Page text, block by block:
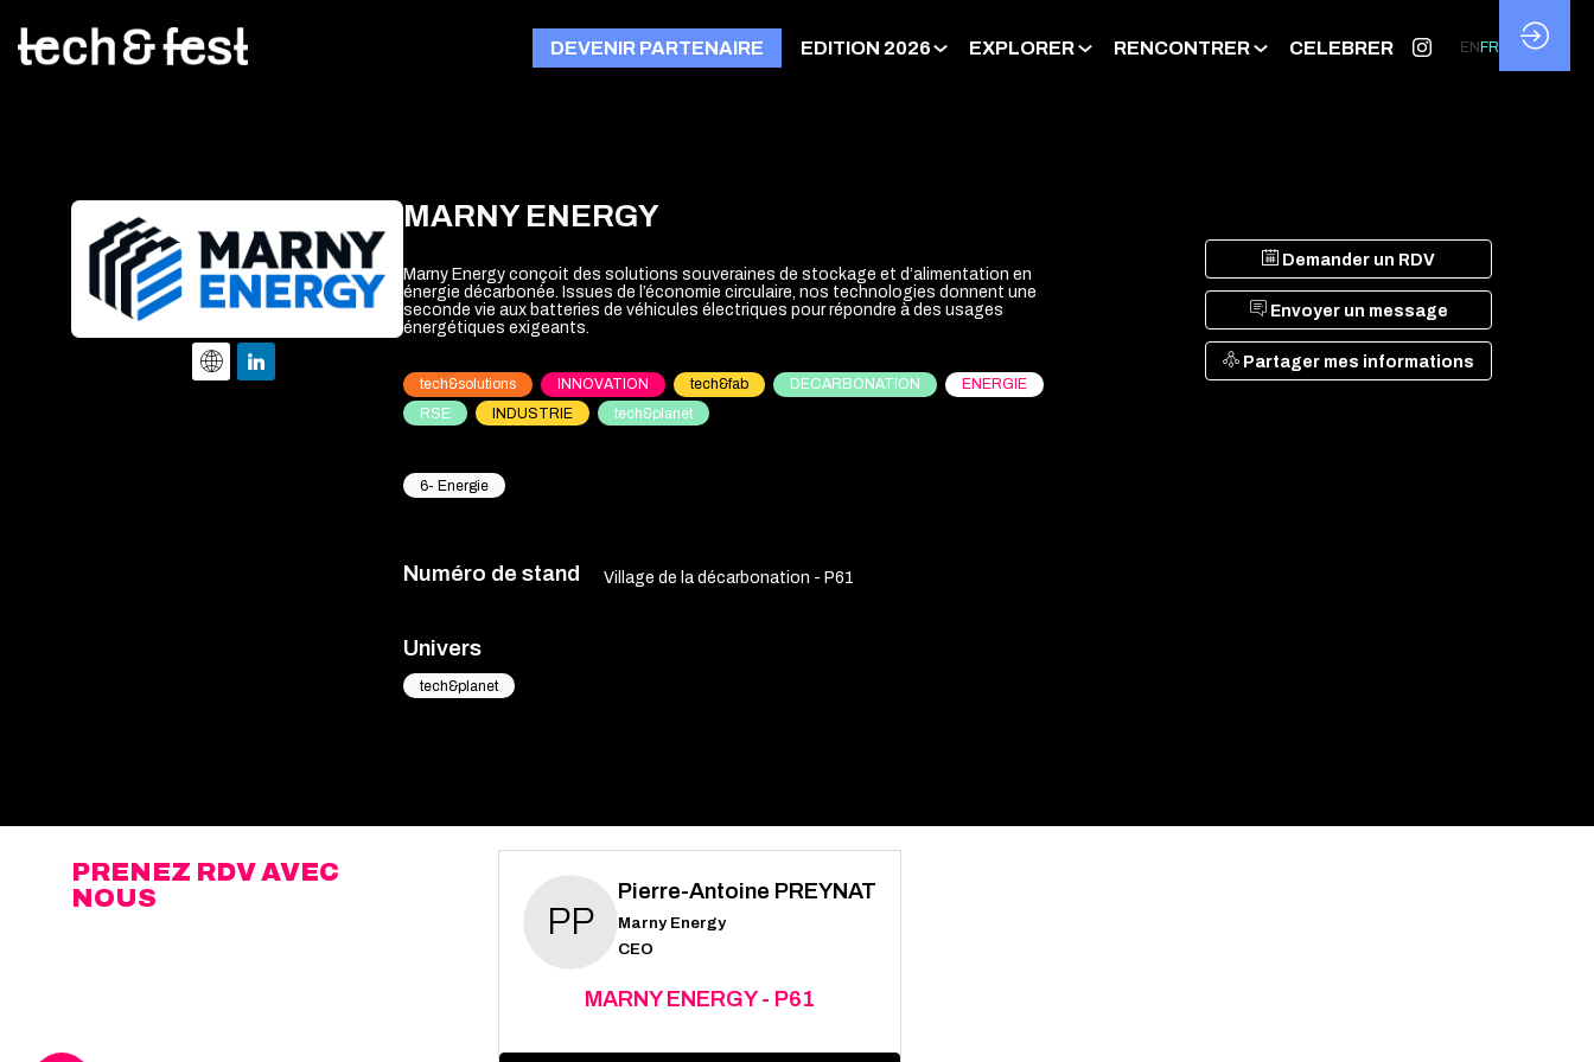
DEVENIR PARTENAIRE EDITION 2026 EXPLORER RENCONTRER CELEBRER EN FR
Demander un RDV
Envoyer un message
Partager mes informations
MARNY ENERGY
Marny Energy conçoit des solutions souveraines de stockage et d’alimentation en
énergie décarbonée. Issues de l’économie circulaire, nos technologies donnent une
seconde vie aux batteries de véhicules électriques pour répondre à des usages
énergétiques exigeants.
tech&solutions INNOVATION tech&fab DECARBONATION
ENERGIE
RSE
INDUSTRIE tech&planet
6- Energie
Numéro de stand Village de la décarbonation - P61
Univers
tech&planet
PRENEZ RDV AVEC
NOUS
PP
Pierre-Antoine PREYNAT
Marny Energy
CEO
MARNY ENERGY - P61